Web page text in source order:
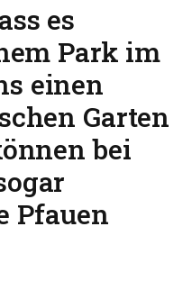
es
Park im
einen
Garten
bei
Pfauen